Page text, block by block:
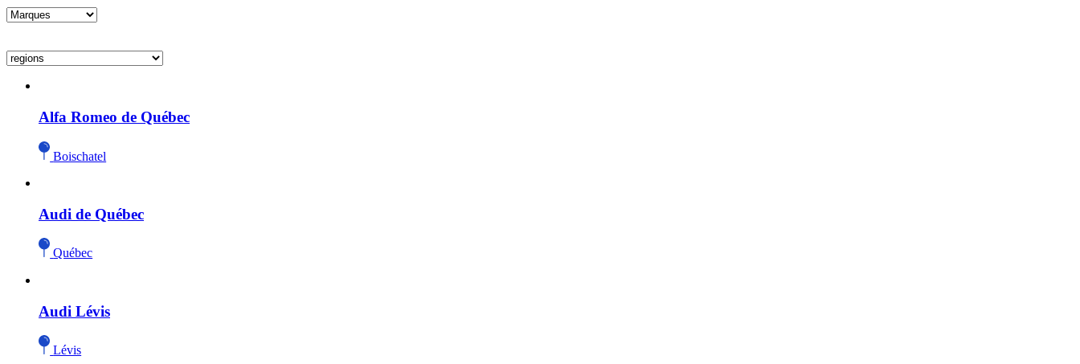
Alfa Romeo de Québec
Boischatel
Audi de Québec
Québec
Audi Lévis
Lévis